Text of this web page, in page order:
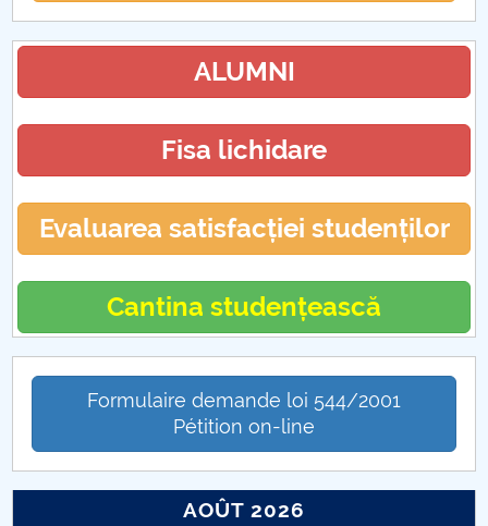
ALUMNI
Fisa lichidare
Evaluarea satisfacției studenților
Cantina studențească
Formulaire demande loi 544/2001
Pétition on-line
AOÛT 2026